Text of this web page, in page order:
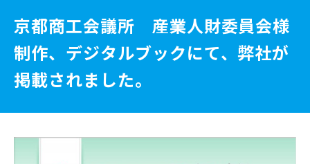
京都商工会議所 産業人財委員会様
制作、デジタルブックにて、弊社が
掲載されました。